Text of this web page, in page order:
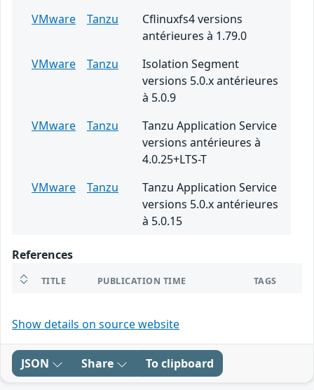
VMware
Tanzu
Cflinuxfs4 versions
antérieures à 1.79.0
VMware
Tanzu
Isolation Segment
versions 5.0.x antérieures
à 5.0.9
VMware
Tanzu
Tanzu Application Service
versions antérieures à
4.0.25+LTS-T
VMware
Tanzu
Tanzu Application Service
versions 5.0.x antérieures
à 5.0.15
References
TITLE PUBLICATION TIME TAGS
Show details on source website
JSON Share To clipboard